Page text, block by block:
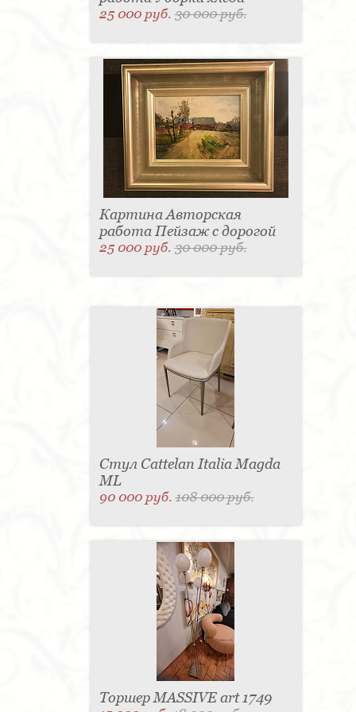
25 000 руб.30 000 руб.
Картина Авторская
работа Пейзаж с дорогой
25 000 руб.30 000 руб.
Стул Cattelan Italia Magda
ML
90 000 руб.108 000 руб.
Торшер MASSIVE art 1749